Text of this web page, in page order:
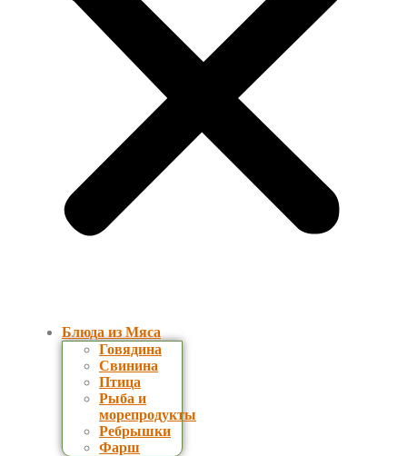
Блюда из Мяса
Говядина
Свинина
Птица
Рыба и
морепродукты
Ребрышки
Фарш